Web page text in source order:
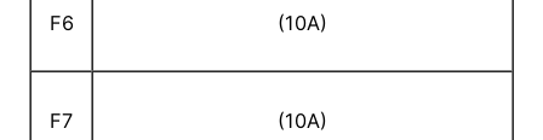
F6 (10A)
F7 (10A)